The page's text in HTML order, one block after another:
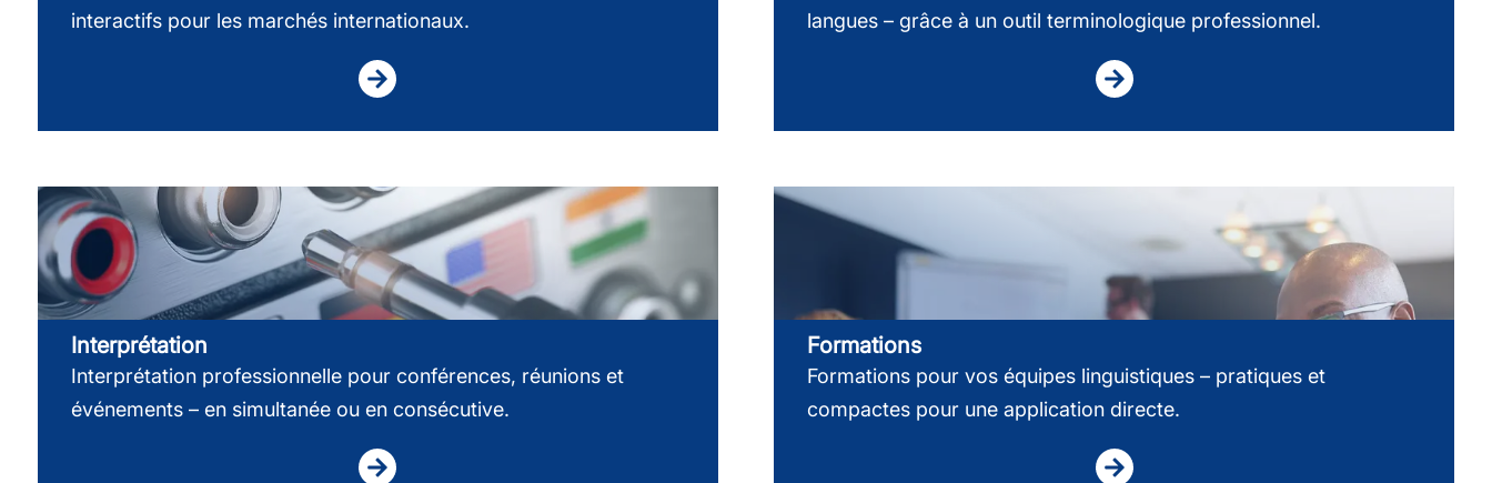
interactifs pour les marchés internationaux.
langues – grâce à un outil terminologique professionnel.
Interprétation
Interprétation professionnelle pour conférences, réunions et
événements – en simultanée ou en consécutive.
Formations
Formations pour vos équipes linguistiques – pratiques et
compactes pour une application directe.